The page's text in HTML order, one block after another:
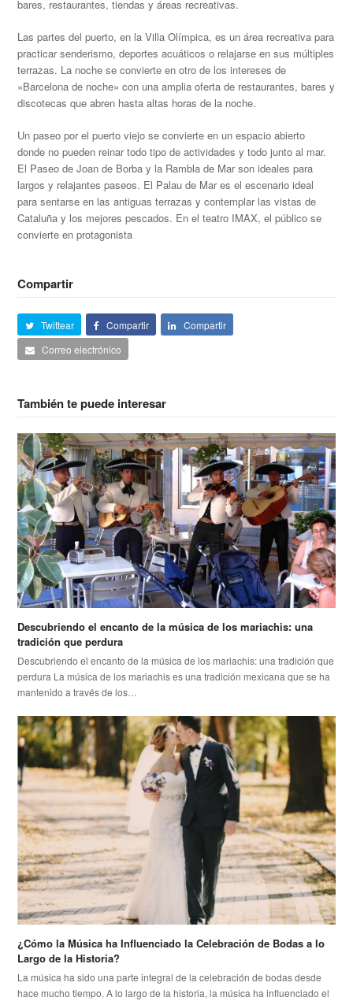
bares, restaurantes, tiendas y áreas recreativas.
Las partes del puerto, en la Villa Olímpica, es un área recreativa para
practicar senderismo, deportes acuáticos o relajarse en sus múltiples
terrazas. La noche se convierte en otro de los intereses de
«Barcelona de noche» con una amplia oferta de restaurantes, bares y
discotecas que abren hasta altas horas de la noche.
Un paseo por el puerto viejo se convierte en un espacio abierto
donde no pueden reinar todo tipo de actividades y todo junto al mar.
El Paseo de Joan de Borba y la Rambla de Mar son ideales para
largos y relajantes paseos. El Palau de Mar es el escenario ideal
para sentarse en las antiguas terrazas y contemplar las vistas de
Cataluña y los mejores pescados. En el teatro IMAX, el público se
convierte en protagonista
Compartir
Twittear Compartir
Compartir
Correo electrónico
También te puede interesar
Descubriendo el encanto de la música de los mariachis: una
tradición que perdura
Descubriendo el encanto de la música de los mariachis: una tradición que
perdura La música de los mariachis es una tradición mexicana que se ha
mantenido a través de los…
¿Cómo la Música ha Influenciado la Celebración de Bodas a lo
Largo de la Historia?
La música ha sido una parte integral de la celebración de bodas desde
hace mucho tiempo. A lo largo de la historia, la música ha influenciado el